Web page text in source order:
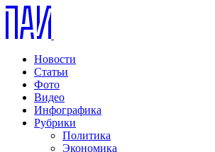
Новости
Статьи
Фото
Видео
Инфографика
Рубрики
Политика
Экономика